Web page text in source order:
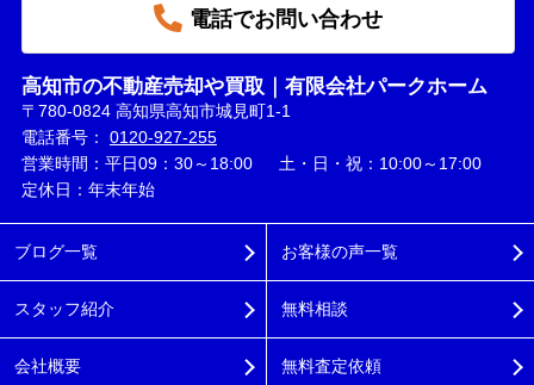
電話でお問い合わせ
高知市の不動産売却や買取｜有限会社パークホーム
〒780-0824 高知県高知市城見町1-1
電話番号： 0120-927-255
営業時間：平日09：30～18:00 土・日・祝：10:00～17:00
定休日：年末年始
ブログ一覧
スタッフ紹介
会社概要
お客様の声一覧
無料相談
無料査定依頼